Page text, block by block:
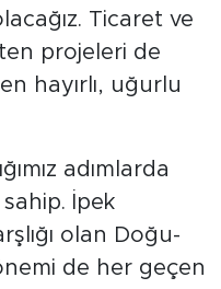
Ticaret ve
projeleri de
hayırlı, uğurlu
adımlarda
İpek
olan Doğu-
de her geçen